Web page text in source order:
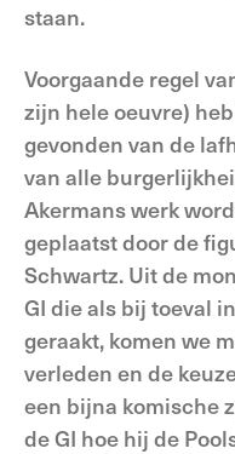
staan.
Voorgaande regel
zijn hele oeuvre)
gevonden van de
van alle
Akermans werk
geplaatst door de
Schwartz. Uit de
GI die als bij toeval
geraakt, komen we
verleden en de
een bijna komische
de GI hoe hij de